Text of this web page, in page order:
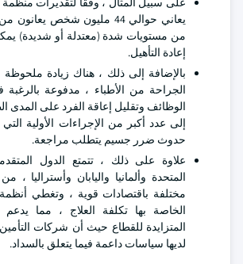
يعاني حوالي 44 مليون شخص
من مستويات شدة (معتدلة أو شديدة)
إعادة التأهيل.
بالإضافة إلى ذلك ، هناك زيادة ملحوظة
الجراحة من الأطباء ، مدفوعة
الوظائف وتقليل إعاقة الفرد على المدى
إلى عدد أكبر من الإجراءات الأولية
حدوث ضرر جسيم يتطلب مراجعة.
علاوة على ذلك ، تتمتع الدول
المتحدة وألمانيا واليابان وأستراليا
مختلفة باقتصادات قوية ، وتغطي أنظمة
الخاصة بها تكلفة العلاج ، مما
المتزايدة للقطاع حيث أن شركات
لديها سياسات داعمة فيما يتعلق بالسداد.